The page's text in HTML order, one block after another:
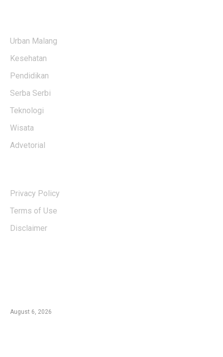
Urban Malang
Kesehatan
Pendidikan
Serba Serbi
Teknologi
Wisata
Advetorial
Privacy Policy
Terms of Use
Disclaimer
August 6, 2026